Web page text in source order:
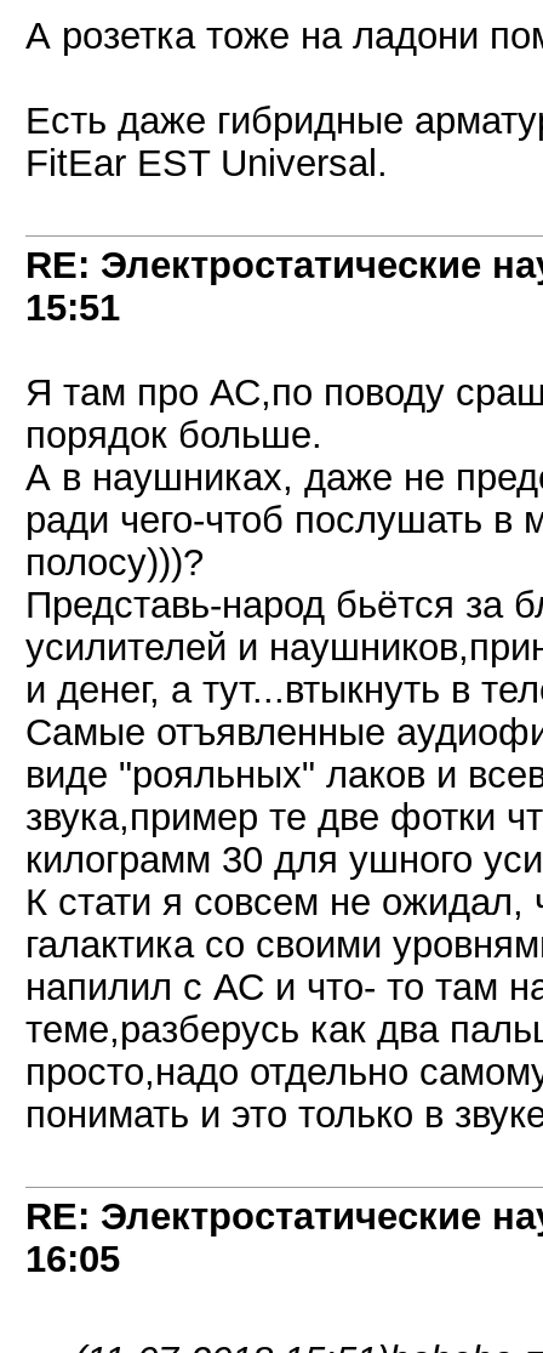
А розетка тоже на ладони
Есть даже гибридные
FitEar EST Universal.
RE: Электростатические
15:51
Я там про АС,по поводу
порядок больше.
А в наушниках, даже не
ради чего-чтоб послушать в
полосу)))?
Представь-народ бьётся за
усилителей и
и денег, а тут...втыкнуть в
Самые отъявленные
виде "рояльных" лаков и
звука,пример те две фотки
килограмм 30 для ушного
К стати я совсем не ожидал,
галактика со своими
напилил с АС и что- то там
теме,разберусь как два
просто,надо отдельно
понимать и это только в
RE: Электростатические
16:05